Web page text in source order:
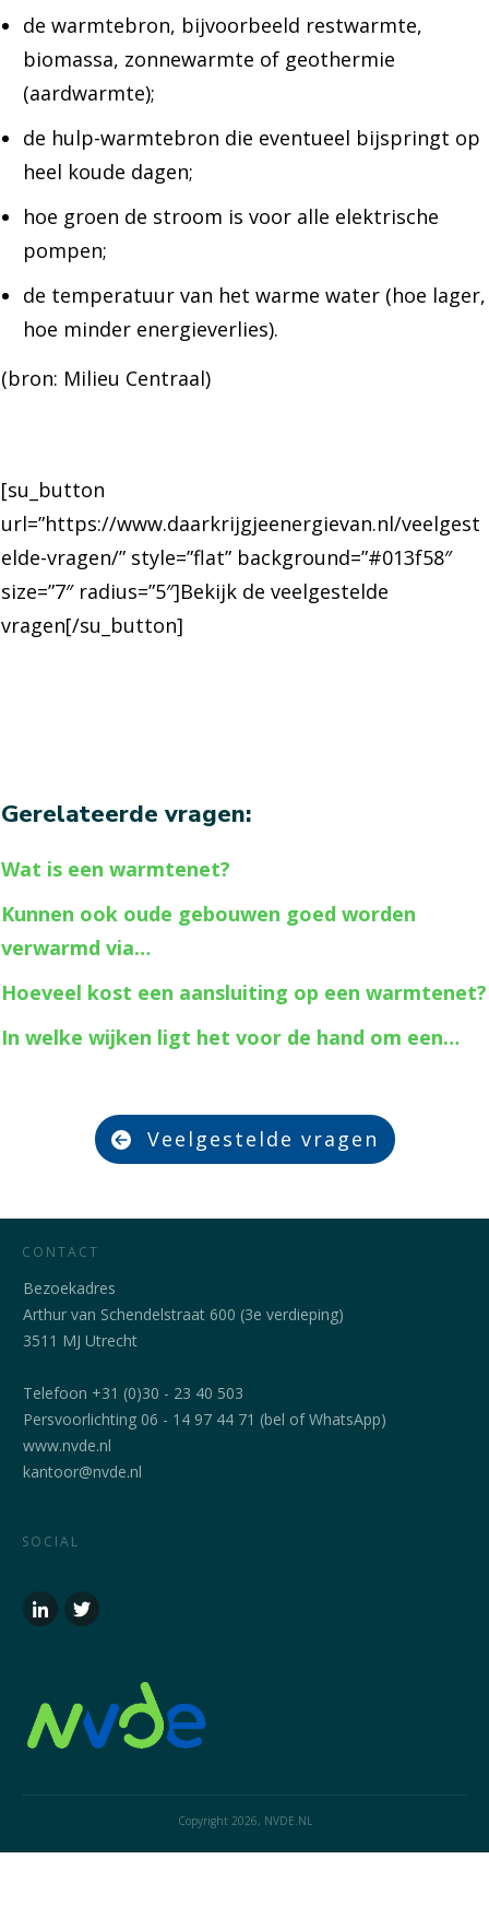
de warmtebron, bijvoorbeeld restwarmte,
biomassa, zonnewarmte of geothermie
(aardwarmte);
de hulp-warmtebron die eventueel bijspringt op
heel koude dagen;
hoe groen de stroom is voor alle elektrische
pompen;
de temperatuur van het warme water (hoe lager,
hoe minder energieverlies).
(bron: Milieu Centraal)
[su_button
url=”https://www.daarkrijgjeenergievan.nl/veelgest
elde-vragen/” style=”flat” background=”#013f58″
size=”7″ radius=”5″]Bekijk de veelgestelde
vragen[/su_button]
Gerelateerde vragen:
Wat is een warmtenet?
Kunnen ook oude gebouwen goed worden
verwarmd via…
Hoeveel kost een aansluiting op een warmtenet?
In welke wijken ligt het voor de hand om een…
Veelgestelde vragen
CONTACT
Bezoekadres
Arthur van Schendelstraat 600 (3e verdieping)
3511 MJ Utrecht
Telefoon +31 (0)30 - 23 40 503
Persvoorlichting 06 - 14 97 44 71 (bel of WhatsApp)
www.nvde.nl
kantoor@nvde.nl
SOCIAL
Copyright 2026, NVDE.NL